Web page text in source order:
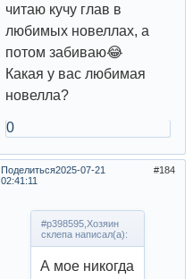
читаю кучу глав в
любимых новеллах, а
потом забиваю😂
Какая у вас любимая
новелла?
0
Поделиться 184
2025-07-21
02:41:11
#p398595,Хозяин
склепа написал(а):
А мое никогда